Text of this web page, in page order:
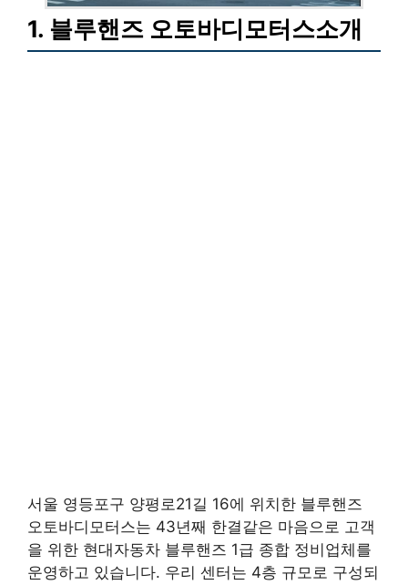
1. 블루핸즈 오토바디모터스소개
서울 영등포구 양평로21길 16에 위치한 블루핸즈
오토바디모터스는 43년째 한결같은 마음으로 고객
을 위한 현대자동차 블루핸즈 1급 종합 정비업체를
운영하고 있습니다. 우리 센터는 4층 규모로 구성되